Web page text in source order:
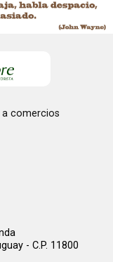
a comercios
- C.P. 11800